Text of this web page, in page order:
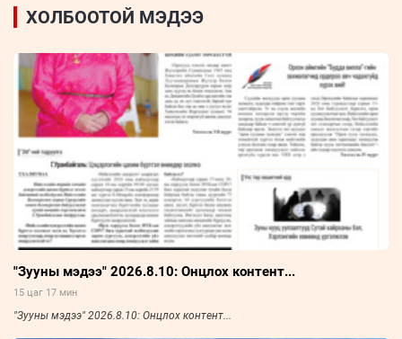
ХОЛБООТОЙ МЭДЭЭ
"Зууны мэдээ" 2026.8.10: Онцлох контент...
15 цаг 17 мин
"Зууны мэдээ" 2026.8.10: Онцлох контент...